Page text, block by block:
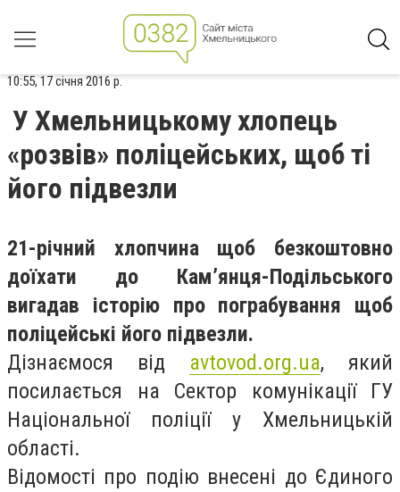
10:55, 17 січня 2016 р.
У Хмельницькому хлопець
«розвів» поліцейських, щоб ті
його підвезли
21-річний хлопчина щоб безкоштовно
доїхати до Кам’янця-Подільського
вигадав історію про пограбування щоб
поліцейські його підвезли.
Дізнаємося від avtovod.org.ua, який
посилається на Сектор комунікації ГУ
Національної поліції у Хмельницькій
області.
Відомості про подію внесені до Єдиного